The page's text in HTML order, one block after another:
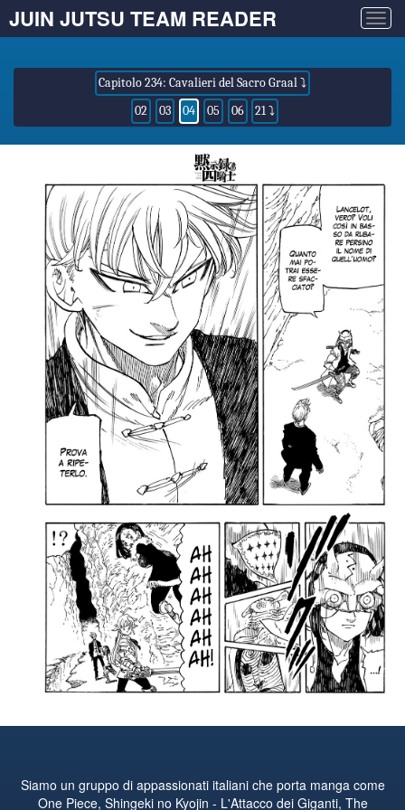
JUIN JUTSU TEAM READER
Capitolo 234: Cavalieri del Sacro Graal ⤵
02
03 04 05 06 21 ⤵
Siamo un gruppo di appassionati italiani che porta manga come
One Piece, Shingeki no Kyojin - L'Attacco dei Giganti, The